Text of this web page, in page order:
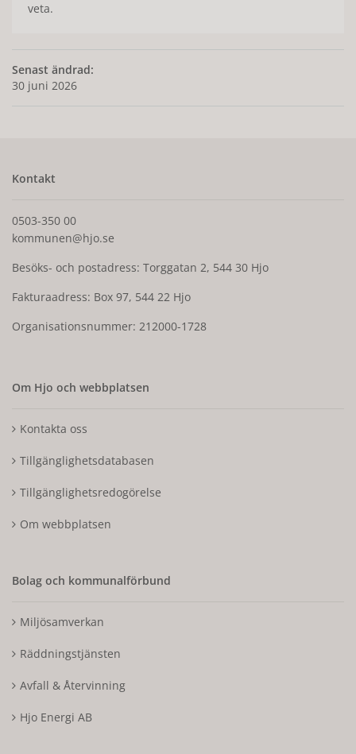
veta.
Senast ändrad:
30 juni 2026
Kontakt
0503-350 00
kommunen@hjo.se
Besöks- och postadress: Torggatan 2, 544 30 Hjo
Fakturaadress: Box 97, 544 22 Hjo
Organisationsnummer: 212000-1728
Om Hjo och webbplatsen
Kontakta oss
Tillgänglighetsdatabasen
Tillgänglighetsredogörelse
Om webbplatsen
Bolag och kommunalförbund
Miljösamverkan
Räddningstjänsten
Avfall & Återvinning
Hjo Energi AB